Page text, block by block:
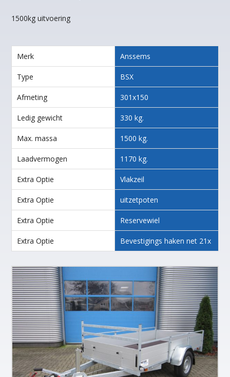
1500kg uitvoering
Merk Anssems
Type BSX
Afmeting 301x150
Ledig gewicht 330 kg.
Max. massa 1500 kg.
Laadvermogen 1170 kg.
Extra Optie Vlakzeil
Extra Optie uitzetpoten
Extra Optie Reservewiel
Extra Optie Bevestigings haken net 21x